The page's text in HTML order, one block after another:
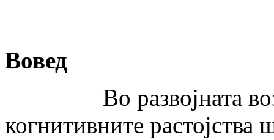
Вовед
Во развојната
когнитивните растојства